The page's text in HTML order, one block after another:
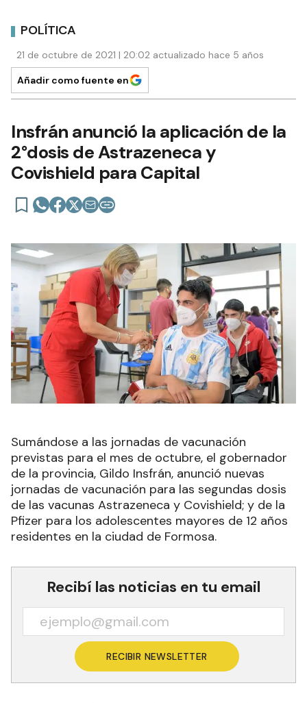
POLÍTICA
21 de octubre de 2021 | 20:02 actualizado hace 5 años
Añadir como fuente en
Insfrán anunció la aplicación de la
2°dosis de Astrazeneca y
Covishield para Capital
Sumándose a las jornadas de vacunación
previstas para el mes de octubre, el gobernador
de la provincia, Gildo Insfrán, anunció nuevas
jornadas de vacunación para las segundas dosis
de las vacunas Astrazeneca y Covishield; y de la
Pfizer para los adolescentes mayores de 12 años
residentes en la ciudad de Formosa.
Recibí las noticias en tu email
RECIBIR NEWSLETTER